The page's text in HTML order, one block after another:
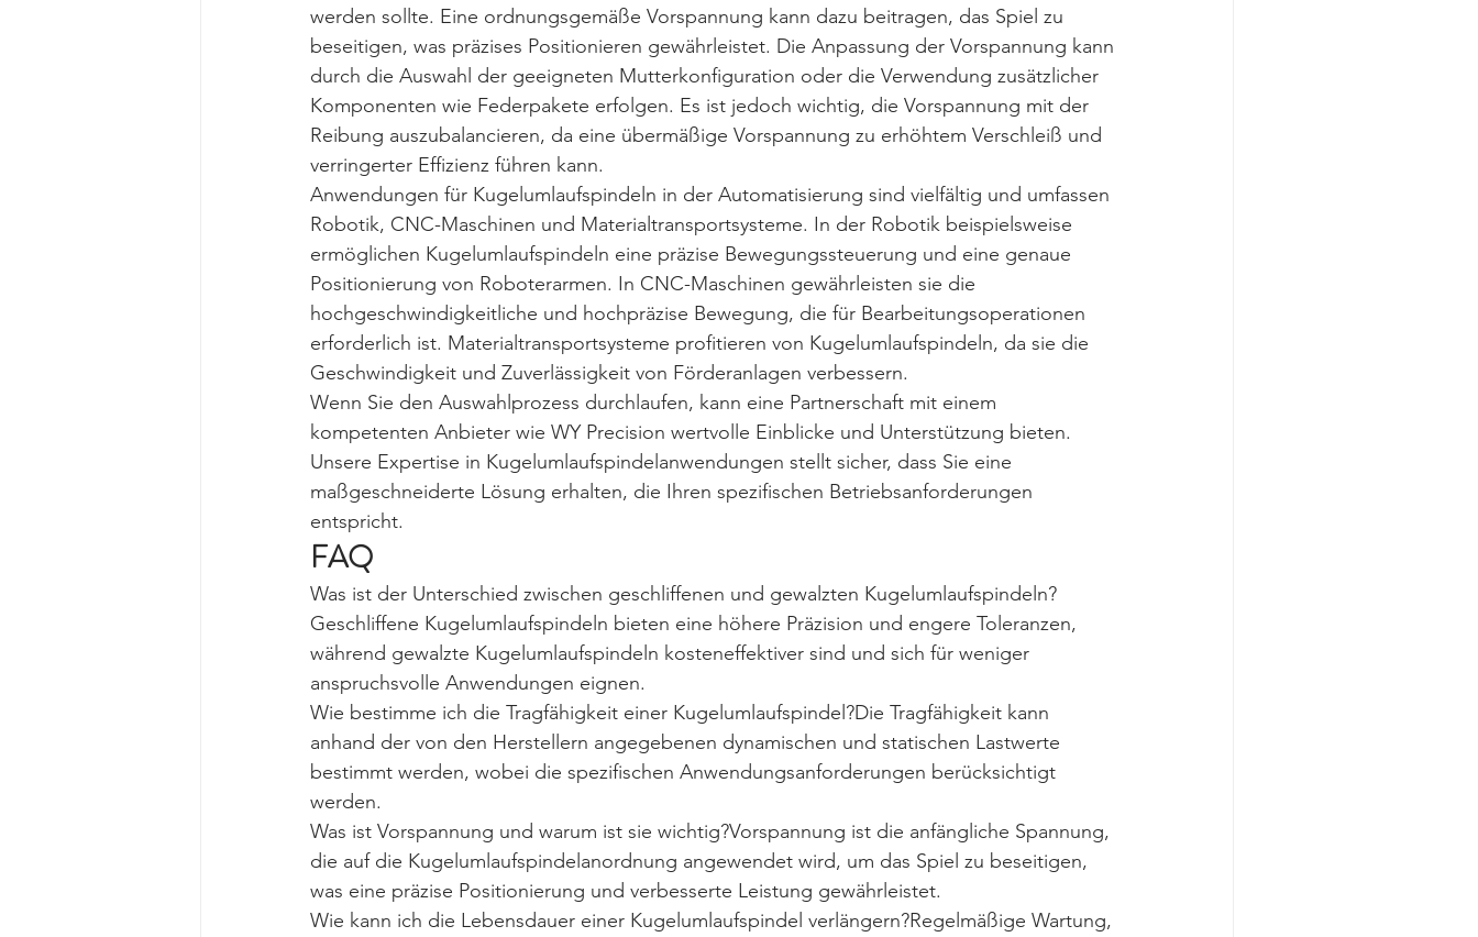
werden sollte. Eine ordnungsgemäße Vorspannung kann dazu beitragen, das Spiel zu
beseitigen, was präzises Positionieren gewährleistet. Die Anpassung der Vorspannung kann
durch die Auswahl der geeigneten Mutterkonfiguration oder die Verwendung zusätzlicher
Komponenten wie Federpakete erfolgen. Es ist jedoch wichtig, die Vorspannung mit der
Reibung auszubalancieren, da eine übermäßige Vorspannung zu erhöhtem Verschleiß und
verringerter Effizienz führen kann.
Anwendungen für Kugelumlaufspindeln in der Automatisierung sind vielfältig und umfassen
Robotik, CNC-Maschinen und Materialtransportsysteme. In der Robotik beispielsweise
ermöglichen Kugelumlaufspindeln eine präzise Bewegungssteuerung und eine genaue
Positionierung von Roboterarmen. In CNC-Maschinen gewährleisten sie die
hochgeschwindigkeitliche und hochpräzise Bewegung, die für Bearbeitungsoperationen
erforderlich ist. Materialtransportsysteme profitieren von Kugelumlaufspindeln, da sie die
Geschwindigkeit und Zuverlässigkeit von Förderanlagen verbessern.
Wenn Sie den Auswahlprozess durchlaufen, kann eine Partnerschaft mit einem
kompetenten Anbieter wie WY Precision wertvolle Einblicke und Unterstützung bieten.
Unsere Expertise in Kugelumlaufspindelanwendungen stellt sicher, dass Sie eine
maßgeschneiderte Lösung erhalten, die Ihren spezifischen Betriebsanforderungen
entspricht.
FAQ
Was ist der Unterschied zwischen geschliffenen und gewalzten Kugelumlaufspindeln?
Geschliffene Kugelumlaufspindeln bieten eine höhere Präzision und engere Toleranzen,
während gewalzte Kugelumlaufspindeln kosteneffektiver sind und sich für weniger
anspruchsvolle Anwendungen eignen.
Wie bestimme ich die Tragfähigkeit einer Kugelumlaufspindel?Die Tragfähigkeit kann
anhand der von den Herstellern angegebenen dynamischen und statischen Lastwerte
bestimmt werden, wobei die spezifischen Anwendungsanforderungen berücksichtigt
werden.
Was ist Vorspannung und warum ist sie wichtig?Vorspannung ist die anfängliche Spannung,
die auf die Kugelumlaufspindelanordnung angewendet wird, um das Spiel zu beseitigen,
was eine präzise Positionierung und verbesserte Leistung gewährleistet.
Wie kann ich die Lebensdauer einer Kugelumlaufspindel verlängern?Regelmäßige Wartung,